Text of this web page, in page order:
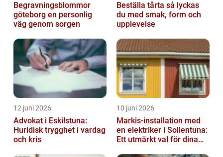
Begravningsblommor
göteborg en personlig
väg genom sorgen
Beställa tårta så lyckas
du med smak, form och
upplevelse
12 juni 2026
Advokat i Eskilstuna:
Huridisk trygghet i vardag
och kris
10 juni 2026
Markis-installation med
en elektriker i Sollentuna:
Ett utmärkt val för dina